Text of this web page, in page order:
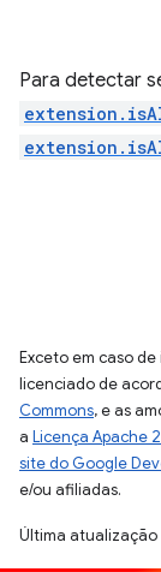
Para detectar
Exceto em caso
licenciado de
Commons, e as
a Licença Apache
site do Google
e/ou afiliadas.
Última